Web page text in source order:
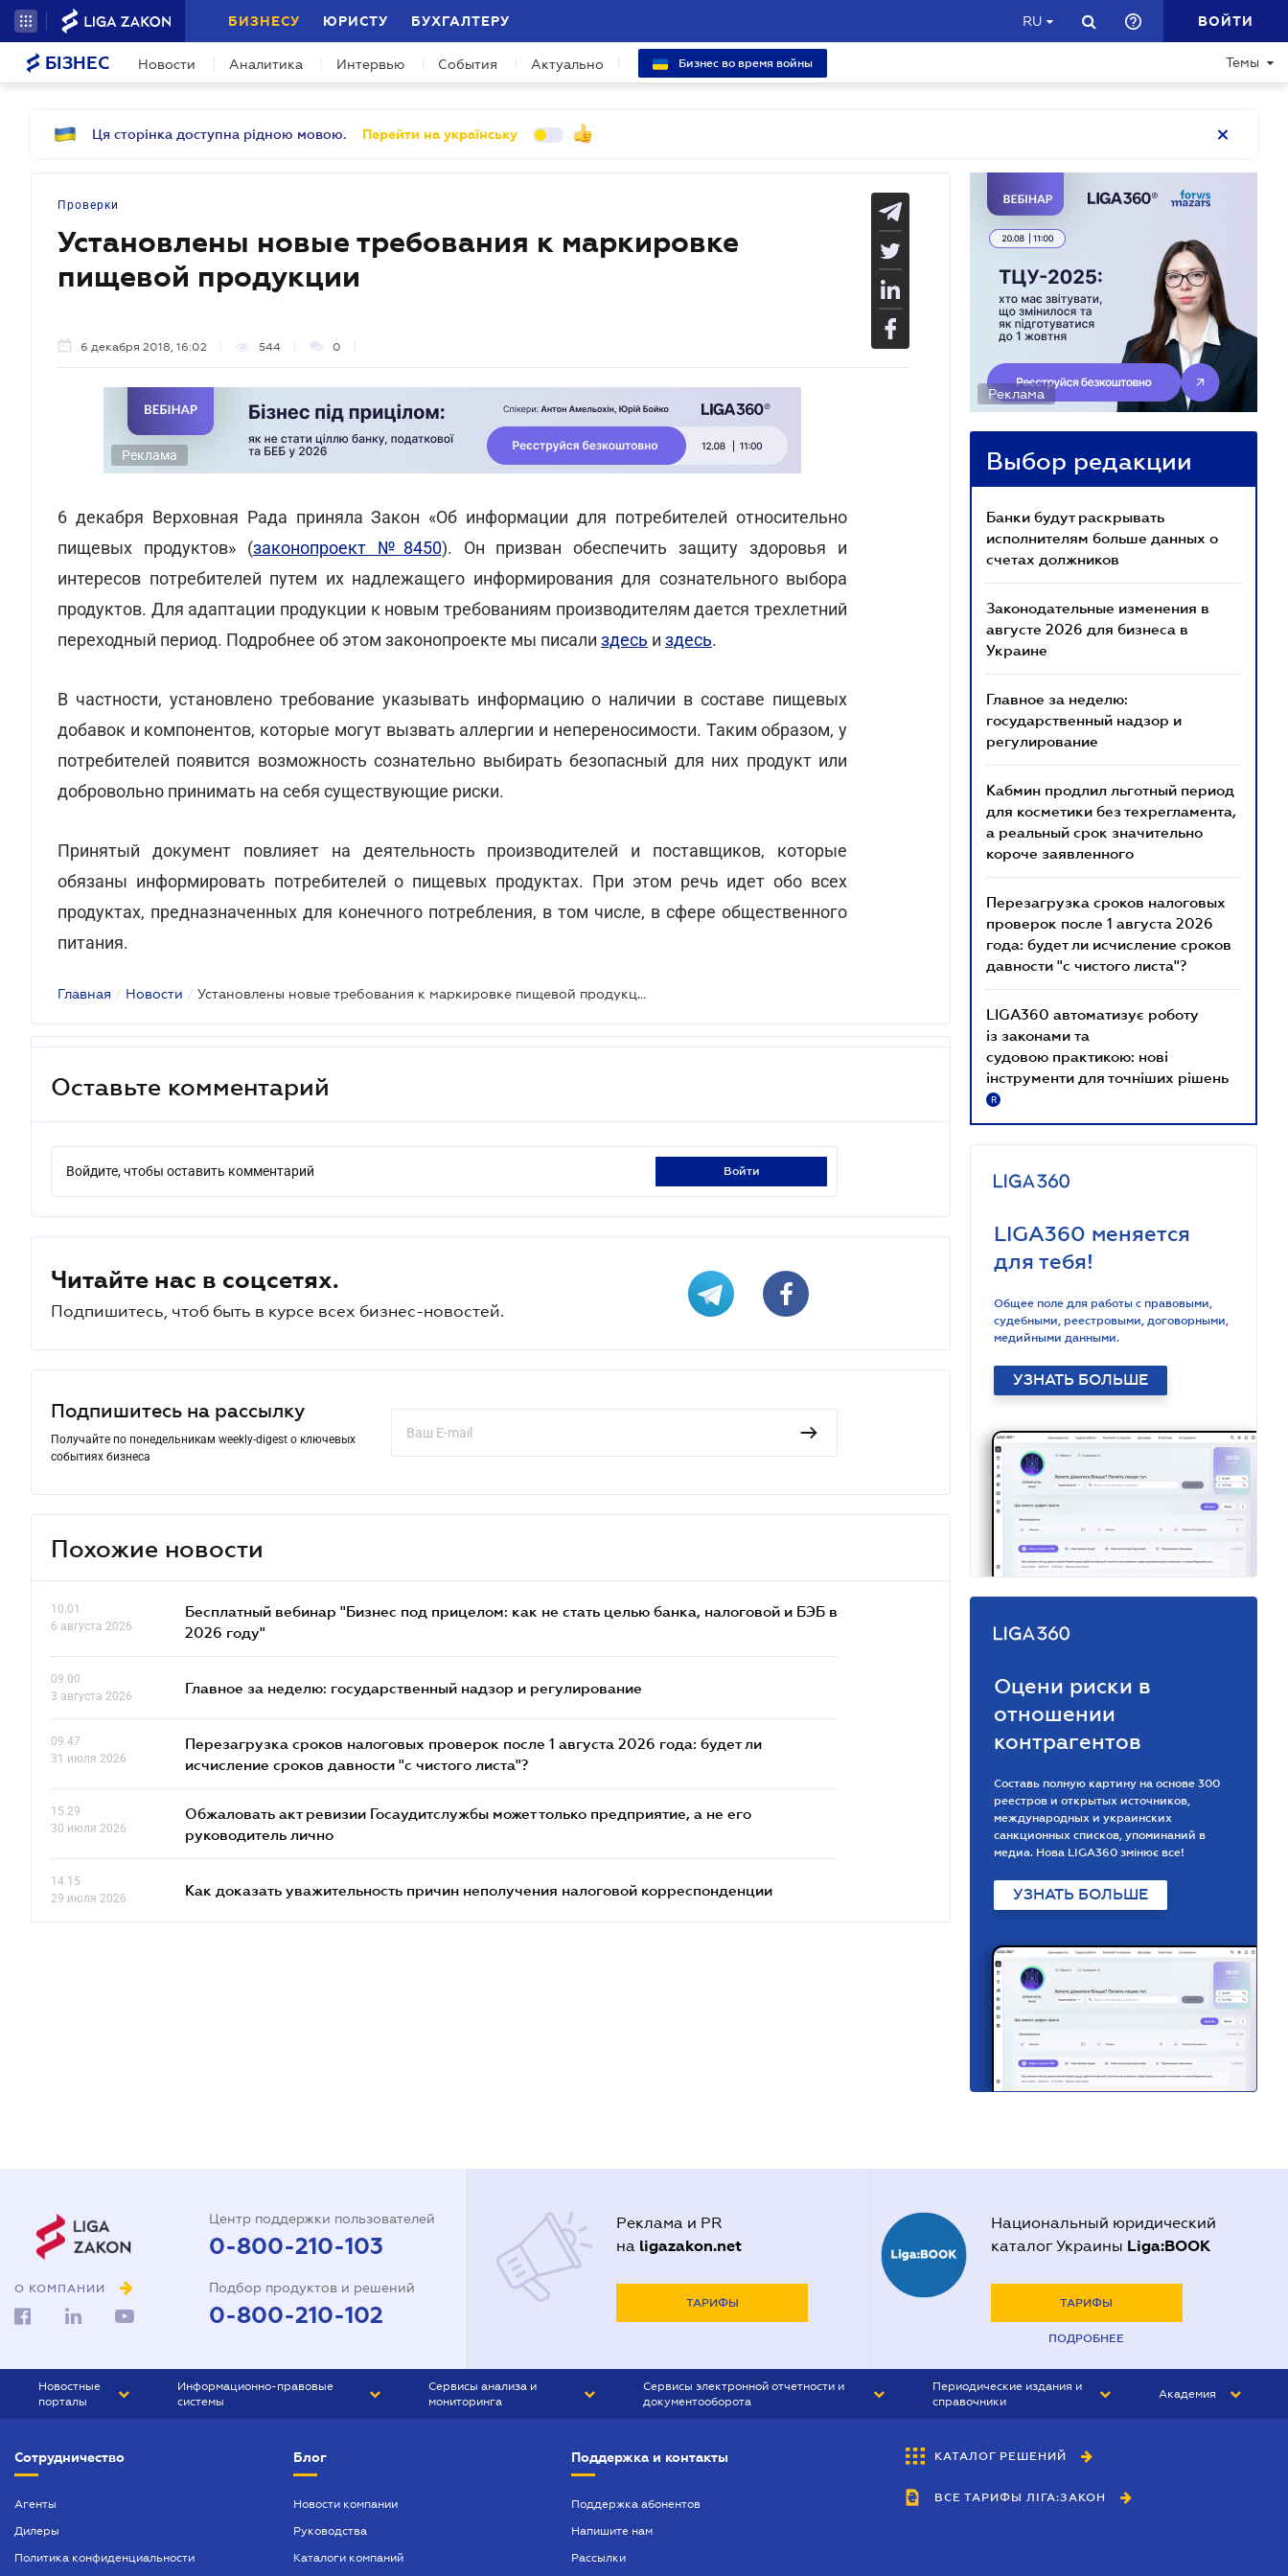
БИЗНЕСУ ЮРИСТУ БУХГАЛТЕРУ RU ВОЙТИ
БІЗНЕС Новости Аналитика Интервью События Актуально Бизнес во время войны Темы
Ця сторінка доступна рідною мовою. Перейти на українську
Проверки
Установлены новые требования к маркировке
пищевой продукции
6 декабря 2018, 16:02 544 0
Реклама
6 декабря Верховная Рада приняла Закон «Об информации для потребителей относительно
пищевых продуктов» (законопроект №8450). Он призван обеспечить защиту здоровья и
интересов потребителей путем их надлежащего информирования для сознательного выбора
продуктов. Для адаптации продукции к новым требованиям производителям дается трехлетний
переходный период. Подробнее об этом законопроекте мы писали здесь и здесь.
В частности, установлено требование указывать информацию о наличии в составе пищевых
добавок и компонентов, которые могут вызвать аллергии и непереносимости. Таким образом, у
потребителей появится возможность сознательно выбирать безопасный для них продукт или
добровольно принимать на себя существующие риски.
Принятый документ повлияет на деятельность производителей и поставщиков, которые
обязаны информировать потребителей о пищевых продуктах. При этом речь идет обо всех
продуктах, предназначенных для конечного потребления, в том числе, в сфере общественного
питания.
Главная / Новости / Установлены новые требования к маркировке пищевой продукции
Оставьте комментарий
Войдите, чтобы оставить комментарий войти
Читайте нас в соцсетях.
Подпишитесь, чтоб быть в курсе всех бизнес-новостей.
Подпишитесь на рассылку
Получайте по понедельникам weekly-digest о ключевых
событиях бизнеса
Похожие новости
10.01
6 августа 2026
Бесплатный вебинар "Бизнес под прицелом: как не стать целью банка, налоговой и БЭБ в
2026 году"
09.00
3 августа 2026
Главное за неделю: государственный надзор и регулирование
09.47
31 июля 2026
Перезагрузка сроков налоговых проверок после 1 августа 2026 года: будет ли
исчисление сроков давности "с чистого листа"?
15.29
30 июля 2026
Обжаловать акт ревизии Госаудитслужбы может только предприятие, а не его
руководитель лично
14.15
29 июля 2026
Как доказать уважительность причин неполучения налоговой корреспонденции
Реклама
Выбор редакции
Банки будут раскрывать
исполнителям больше данных о
счетах должников
Законодательные изменения в
августе 2026 для бизнеса в
Украине
Главное за неделю:
государственный надзор и
регулирование
Кабмин продлил льготный период
для косметики без техрегламента,
а реальный срок значительно
короче заявленного
Перезагрузка сроков налоговых
проверок после 1 августа 2026
года: будет ли исчисление сроков
давности "с чистого листа"?
LIGA360 автоматизує роботу
із законами та
судовою практикою: нові
інструменти для точніших рішень
R
LIGA360 меняется
для тебя!
Общее поле для работы с правовыми,
судебными, реестровыми, договорными,
медийными данными.
УЗНАТЬ БОЛЬШЕ
Оцени риски в
отношении
контрагентов
Составь полную картину на основе 300
реестров и открытых источников,
международных и украинских
санкционных списков, упоминаний в
медиа. Нова LIGA360 змінює все!
УЗНАТЬ БОЛЬШЕ
О КОМПАНИИ
Центр поддержки пользователей
0-800-210-103
Подбор продуктов и решений
0-800-210-102
Реклама и PR
на ligazakon.net
ТАРИФЫ
Национальный юридический
каталог Украины Liga:BOOK
ТАРИФЫ
ПОДРОБНЕЕ
Новостные
порталы
БИЗНЕС
Информационно-правовые
системы
БУХГАЛТЕР ПРОФ
ЮРИСТ ПРОФ
Сервисы анализа и
мониторинга
Сервисы электронной отчетности и
документооборота
Периодические издания и
справочники
БУХГАЛТЕР&ЗАКОН
ВЕСТНИК МСФО
Академия
Сотрудничество
Агенты
Дилеры
Политика конфиденциальности
Блог
Новости компании
Руководства
Каталоги компаний
Поддержка и контакты
Поддержка абонентов
Напишите нам
Рассылки
КАТАЛОГ РЕШЕНИЙ
ВСЕ ТАРИФЫ ЛІГА:ЗАКОН